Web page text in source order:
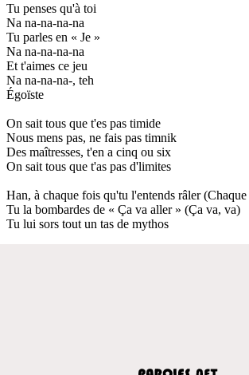
Tu penses qu'à toi
Na na-na-na-na
Tu parles en « Je »
Na na-na-na-na
Et t'aimes ce jeu
Na na-na-na-, teh
Égoïste
On sait tous que t'es pas timide
Nous mens pas, ne fais pas timnik
Des maîtresses, t'en a cinq ou six
On sait tous que t'as pas d'limites
Han, à chaque fois qu'tu l'entends râler
Tu la bombardes de « Ça va aller » (Ça va, va)
Tu lui sors tout un tas de mythos